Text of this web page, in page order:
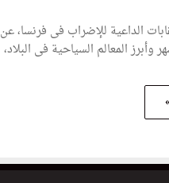
الداعية للإضراب فى فرنسا، عن
وأبرز المعالم السياحية فى البلاد،